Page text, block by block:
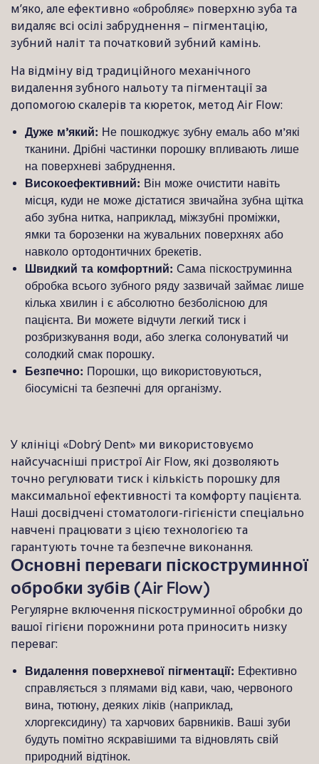
м’яко, але ефективно «обробляє» поверхню зуба та
видаляє всі осілі забруднення – пігментацію,
зубний наліт та початковий зубний камінь.
На відміну від традиційного механічного
видалення зубного нальоту та пігментації за
допомогою скалерів та кюреток, метод Air Flow:
Дуже м’який: Не пошкоджує зубну емаль або м’які
тканини. Дрібні частинки порошку впливають лише
на поверхневі забруднення.
Високоефективний: Він може очистити навіть
місця, куди не може дістатися звичайна зубна щітка
або зубна нитка, наприклад, міжзубні проміжки,
ямки та борозенки на жувальних поверхнях або
навколо ортодонтичних брекетів.
Швидкий та комфортний: Сама піскоструминна
обробка всього зубного ряду зазвичай займає лише
кілька хвилин і є абсолютно безболісною для
пацієнта. Ви можете відчути легкий тиск і
розбризкування води, або злегка солонуватий чи
солодкий смак порошку.
Безпечно: Порошки, що використовуються,
біосумісні та безпечні для організму.
У клініці «Dobrý Dent» ми використовуємо
найсучасніші пристрої Air Flow, які дозволяють
точно регулювати тиск і кількість порошку для
максимальної ефективності та комфорту пацієнта.
Наші досвідчені стоматологи-гігієністи спеціально
навчені працювати з цією технологією та
гарантують точне та безпечне виконання.
Основні переваги піскоструминної
обробки зубів (Air Flow)
Регулярне включення піскоструминної обробки до
вашої гігієни порожнини рота приносить низку
переваг:
Видалення поверхневої пігментації: Ефективно
справляється з плямами від кави, чаю, червоного
вина, тютюну, деяких ліків (наприклад,
хлоргексидину) та харчових барвників. Ваші зуби
будуть помітно яскравішими та відновлять свій
природний відтінок.